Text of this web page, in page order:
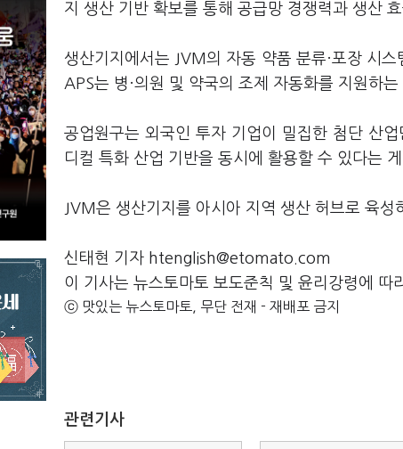
지 생산 기반 확보를 통해 공급망 경쟁력과 생산
생산기지에서는 JVM의 자동 약품 분류·포장 시
APS는 병·의원 및 약국의 조제 자동화를 지원하는
공업원구는 외국인 투자 기업이 밀집한 첨단 산
디컬 특화 산업 기반을 동시에 활용할 수 있다는
JVM은 생산기지를 아시아 지역 생산 허브로 육
신태현 기자 htenglish@etomato.com
이 기사는 뉴스토마토 보도준칙 및 윤리강령에 따
ⓒ 맛있는 뉴스토마토, 무단 전재 - 재배포 금지
관련기사